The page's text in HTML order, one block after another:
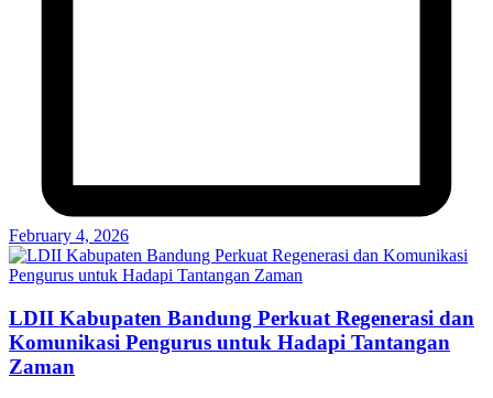
February 4, 2026
LDII Kabupaten Bandung Perkuat Regenerasi dan
Komunikasi Pengurus untuk Hadapi Tantangan
Zaman